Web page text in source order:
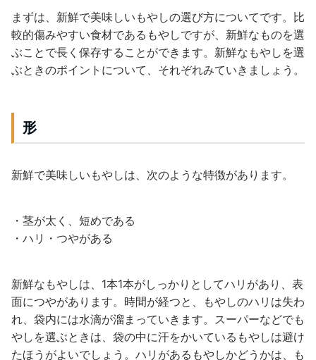
まずは、新鮮で美味しいもやしの選び方についてです。比
較的傷みやすい食材であるもやしですが、新鮮なものを選
ぶことで長く保存することができます。新鮮なもやしを選
ぶときのポイントについて、それぞれみていきましょう。
形
新鮮で美味しいもやしは、次のような特徴があります。
・茎が太く、短めである
・ハリ・つやがある
新鮮なもやしは、1本1本がしっかりとしてハリがあり、表
面につやがあります。時間が経つと、もやしのハリは失わ
れ、袋内には水滴が溜まっていきます。スーパーなどでも
やしを選ぶときは、袋の中に汗をかいているもやしは避け
たほうがよいでしょう。ハリがあるもやしかどうかは、も